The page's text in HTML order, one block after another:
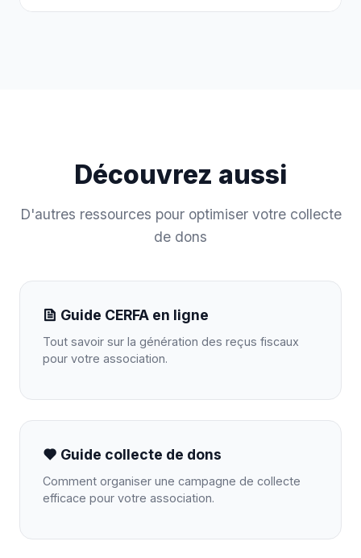
Découvrez aussi
D'autres ressources pour optimiser votre collecte
de dons
Guide CERFA en ligne
Tout savoir sur la génération des reçus fiscaux
pour votre association.
Guide collecte de dons
Comment organiser une campagne de collecte
efficace pour votre association.